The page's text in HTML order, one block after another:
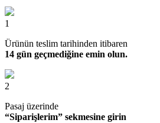
1
Ürünün teslim tarihinden itibaren
14 gün geçmediğine emin olun.
2
Pasaj üzerinde
“Siparişlerim” sekmesine girin